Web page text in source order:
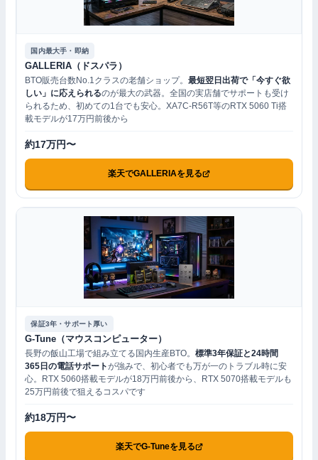
国内最大手・即納
GALLERIA（ドスパラ）
BTO販売台数No.1クラスの老舗ショップ。最短翌日出荷で「今すぐ欲
しい」に応えられるのが最大の武器。全国の実店舗でサポートも受け
られるため、初めての1台でも安心。XA7C-R56T等のRTX 5060 Ti搭
載モデルが17万円前後から
約17万円〜
楽天でGALLERIAを見る
保証3年・サポート厚い
G-Tune（マウスコンピューター）
長野の飯山工場で組み立てる国内生産BTO。標準3年保証と24時間
365日の電話サポートが強みで、初心者でも万が一のトラブル時に安
心。RTX 5060搭載モデルが18万円前後から、RTX 5070搭載モデルも
25万円前後で狙えるコスパです
約18万円〜
楽天でG-Tuneを見る